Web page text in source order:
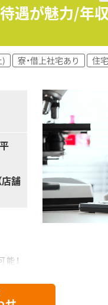
ですが経験により更な
方には転居費用の補
面が非常に充実してい
遇が魅力/年
) 寮・借上社宅あり
住
舗
！
。